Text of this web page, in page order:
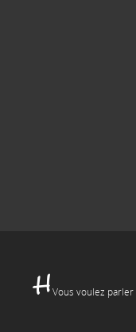
Vous voulez parler